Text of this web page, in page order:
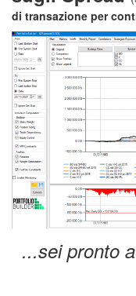
di transazione per
...sei pronto